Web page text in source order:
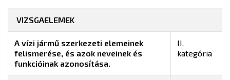
VIZSGAELEMEK
A vízi jármű szerkezeti elemeinek
felismerése, és azok neveinek és
funkcióinak azonosítása.
II.
kategória